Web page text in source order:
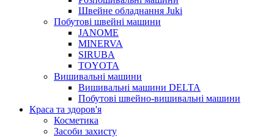
Швейне обладнання Juki
Побутові швейні машини
JANOME
MINERVA
SIRUBA
TOYOTA
Вишивальні машини
Вишивальні машини DELTA
Побутові швейно-вишивальні машини
Краса та здоров'я
Косметика
Засоби захисту